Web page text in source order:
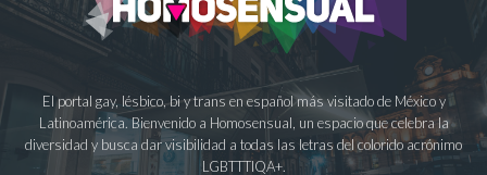
El portal gay, lésbico, bi y trans en español más visitado de México y
Latinoamérica. Bienvenido a Homosensual, un espacio que celebra la
diversidad y busca dar visibilidad a todas las letras del colorido acrónimo
LGBTTTIQA+.